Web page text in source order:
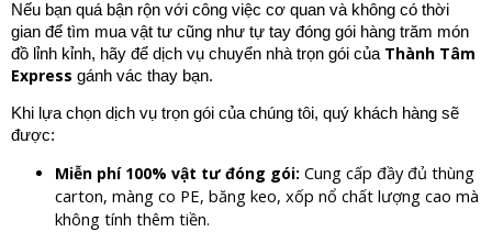
Nếu bạn quá bận rộn với công việc cơ quan và không có thời
gian để tìm mua vật tư cũng như tự tay đóng gói hàng trăm món
đồ lỉnh kỉnh, hãy để dịch vụ chuyển nhà trọn gói của Thành Tâm
Express gánh vác thay bạn.
Khi lựa chọn dịch vụ trọn gói của chúng tôi, quý khách hàng sẽ
được:
Miễn phí 100% vật tư đóng gói: Cung cấp đầy đủ thùng
carton, màng co PE, băng keo, xốp nổ chất lượng cao mà
không tính thêm tiền.